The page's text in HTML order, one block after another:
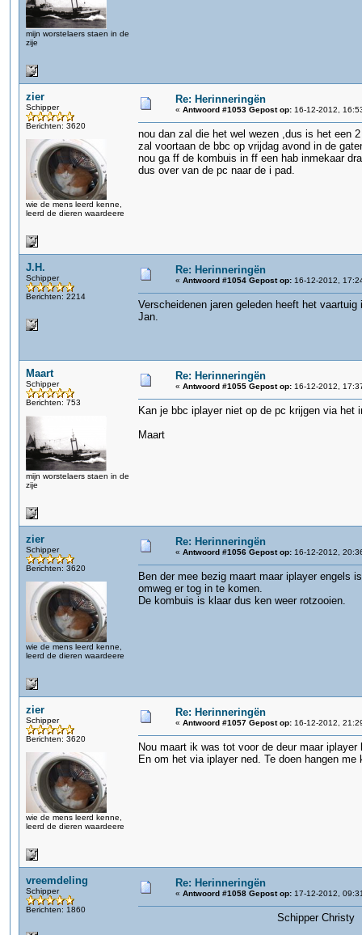
mijn worstelaers staen in de
zije
zier
Schipper
Berichten: 3620
wie de mens leerd kenne,
leerd de dieren waardeere
Re: Herinneringën
« Antwoord #1053 Gepost op: 16-12-2012,
nou dan zal die het wel wezen ,dus is het een
zal voortaan de bbc op vrijdag avond in de
nou ga ff de kombuis in ff een hab inmekaar
dus over van de pc naar de i pad.
J.H.
Schipper
Berichten: 2214
Re: Herinneringën
« Antwoord #1054 Gepost op: 16-12-2012,
Verscheidenen jaren geleden heeft het
Jan.
Maart
Schipper
Berichten: 753
mijn worstelaers staen in de
zije
Re: Herinneringën
« Antwoord #1055 Gepost op: 16-12-2012,
Kan je bbc iplayer niet op de pc krijgen via
Maart
zier
Schipper
Berichten: 3620
wie de mens leerd kenne,
leerd de dieren waardeere
Re: Herinneringën
« Antwoord #1056 Gepost op: 16-12-2012,
Ben der mee bezig maart maar iplayer engels
omweg er tog in te komen.
De kombuis is klaar dus ken weer rotzooien.
zier
Schipper
Berichten: 3620
wie de mens leerd kenne,
leerd de dieren waardeere
Re: Herinneringën
« Antwoord #1057 Gepost op: 16-12-2012,
Nou maart ik was tot voor de deur maar
En om het via iplayer ned. Te doen hangen
vreemdeling
Schipper
Berichten: 1860
Re: Herinneringën
« Antwoord #1058 Gepost op: 17-12-2012,
Schipper Christy